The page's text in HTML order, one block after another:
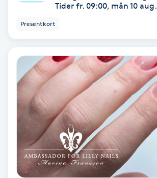
Frisör
Funktionsanalys
Färgning
Föning
Tider fr. 09:00, mån 10 aug.
Presentkort